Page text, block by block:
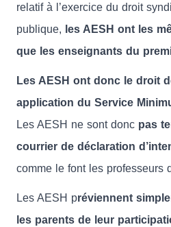
relatif à l’exercice du droit
publique, les AESH ont les
que les enseignants du
Les AESH ont donc le droit
application du Service
Les AESH ne sont donc pas
courrier de déclaration
comme le font les professeurs
Les AESH préviennent
les parents de leur